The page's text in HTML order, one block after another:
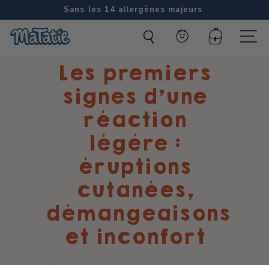
au
contenu
Diaporama
Pause
Sans les 14 allergènes majeurs
M
Compte
Les premiers
signes d’une
réaction
légère :
éruptions
cutanées,
démangeaisons
et inconfort